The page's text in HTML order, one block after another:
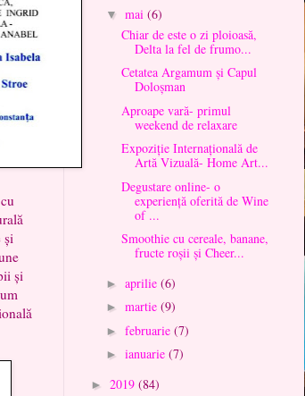
și
și
▼ mai (6)
Chiar de este o zi ploioasă,
Delta la fel de frumo...
Cetatea Argamum și Capul
Doloșman
Aproape vară- primul
weekend de relaxare
Expoziție Internațională de
Artă Vizuală- Home Art...
Degustare online- o
experiență oferită de Wine
of ...
Smoothie cu cereale, banane,
fructe roșii și Cheer...
► aprilie (6)
► martie (9)
► februarie (7)
► ianuarie (7)
► 2019 (84)